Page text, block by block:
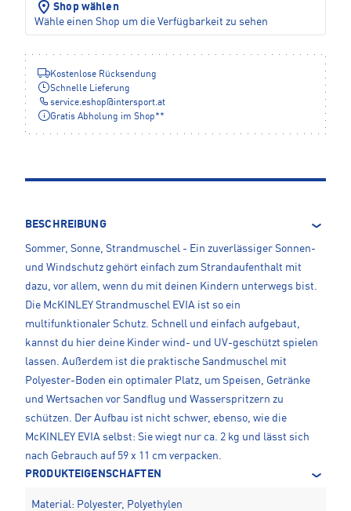
Shop wählen
Wähle einen Shop um die Verfügbarkeit zu sehen
Kostenlose Rücksendung
Schnelle Lieferung
service.eshop@intersport.at
Gratis Abholung im Shop**
BESCHREIBUNG
Sommer, Sonne, Strandmuschel - Ein zuverlässiger Sonnen-
und Windschutz gehört einfach zum Strandaufenthalt mit
dazu, vor allem, wenn du mit deinen Kindern unterwegs bist.
Die McKINLEY Strandmuschel EVIA ist so ein
multifunktionaler Schutz. Schnell und einfach aufgebaut,
kannst du hier deine Kinder wind- und UV-geschützt spielen
lassen. Außerdem ist die praktische Sandmuschel mit
Polyester-Boden ein optimaler Platz, um Speisen, Getränke
und Wertsachen vor Sandflug und Wasserspritzern zu
schützen. Der Aufbau ist nicht schwer, ebenso, wie die
McKINLEY EVIA selbst: Sie wiegt nur ca. 2 kg und lässt sich
nach Gebrauch auf 59 x 11 cm verpacken.
PRODUKTEIGENSCHAFTEN
Material: Polyester, Polyethylen